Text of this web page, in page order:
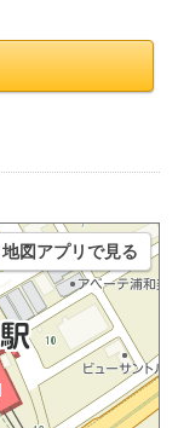
地図アプリで見る